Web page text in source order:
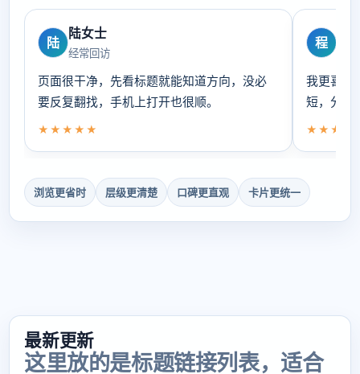
陆
陆女士
经常回访
页面很干净，先看标题就能知道方向，没必
要反复翻找，手机上打开也很顺。
★★★★★
程
我更喜欢
短，分类
浏览更省时 层级更清楚 口碑更直观 卡片更统一
最新更新
这里放的是标题链接列表，适合